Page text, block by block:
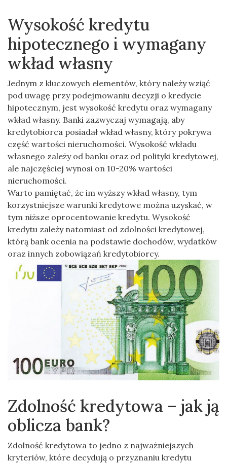
Wysokość kredytu
hipotecznego i wymagany
wkład własny
Jednym z kluczowych elementów, który należy wziąć
pod uwagę przy podejmowaniu decyzji o kredycie
hipotecznym, jest wysokość kredytu oraz wymagany
wkład własny. Banki zazwyczaj wymagają, aby
kredytobiorca posiadał wkład własny, który pokrywa
część wartości nieruchomości. Wysokość wkładu
własnego zależy od banku oraz od polityki kredytowej,
ale najczęściej wynosi on 10-20% wartości
nieruchomości.
Warto pamiętać, że im wyższy wkład własny, tym
korzystniejsze warunki kredytowe można uzyskać, w
tym niższe oprocentowanie kredytu. Wysokość
kredytu zależy natomiast od zdolności kredytowej,
którą bank ocenia na podstawie dochodów, wydatków
oraz innych zobowiązań kredytobiorcy.
Zdolność kredytowa – jak ją
oblicza bank?
Zdolność kredytowa to jedno z najważniejszych
kryteriów, które decydują o przyznaniu kredytu